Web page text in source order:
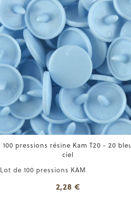
100 pressions résine Kam T20 - 20 bleu
ciel
Lot de 100 pressions KAM
2,28 €